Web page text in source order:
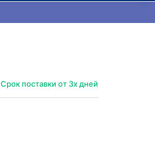
Срок поставки от 3х дней